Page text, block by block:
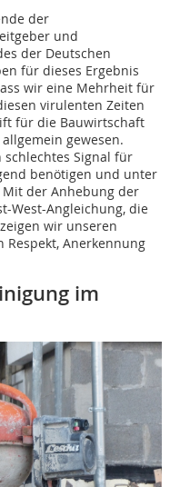
der
und
der Deutschen
für dieses Ergebnis
wir eine Mehrheit für
virulenten Zeiten
für die Bauwirtschaft
gewesen.
Signal für
benötigen und unter
der Anhebung der
West-Angleichung, die
wir unseren
Anerkennung
im